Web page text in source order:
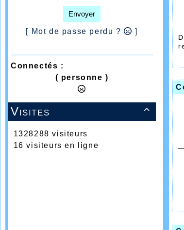
Envoyer
[ Mot de passe perdu ? ]
Connectés :
( personne )

Visites
1328288 visiteurs
16 visiteurs en ligne